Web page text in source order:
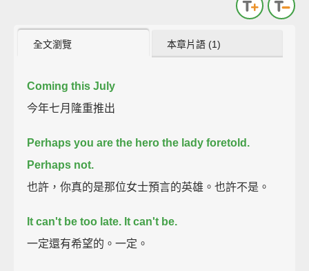
全文瀏覽 本章片語 (1)
Coming this July
今年七月隆重推出
Perhaps you are the hero the lady foretold.
Perhaps not.
也許，你真的是那位女士預言的英雄。也許不是。
It can't be too late. It can't be.
一定還有希望的。一定。